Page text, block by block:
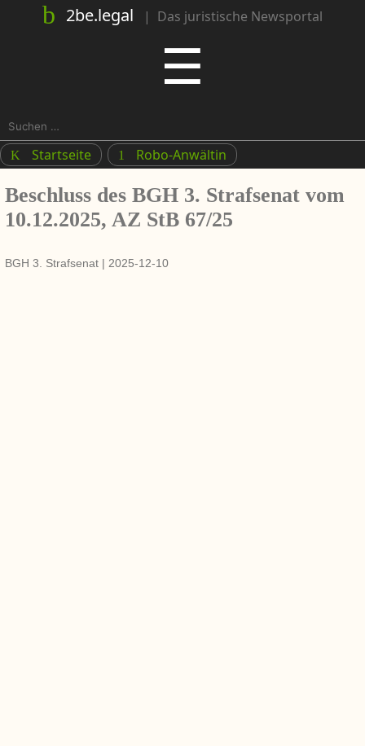
2be.legal | Das juristische Newsportal
☰
Suchen
nach:
K Startseite 1 Robo-Anwältin
Beschluss des BGH 3. Strafsenat vom
10.12.2025, AZ StB 67/25
BGH 3. Strafsenat | 2025-12-10